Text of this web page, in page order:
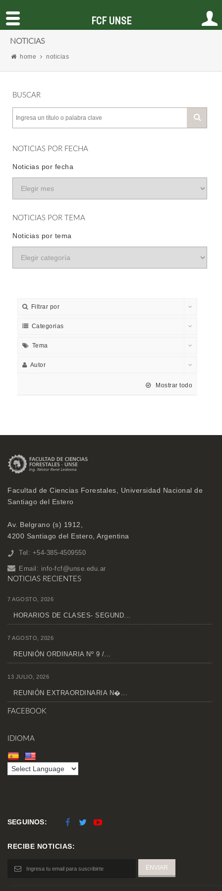
NOTICIAS
home noticias
BUSCAR
NOTICIAS POR FECHA
Noticias por fecha
NOTICIAS POR TEMA
Noticias por tema
Filtrar por
Categorias
Tema
Autor
Mostrar todo
Facultad de Ciencias Forestales, Universidad Nacional de
Santiago del Estero
Av. Belgrano (s) 1912,
4200 Santiago del Estero, Argentina
Tel: +54-385-4509550
Email: info-fcf@unse.edu.ar
NOTICIAS RECIENTES
7 AGOSTO, 2026
HORARIOS DE CLASES- SEGUND...
7 AGOSTO, 2026
REUNIÓN ORDINARIA Nº 9 /...
13 JULIO, 2026
REUNIÓN EXTRAORDINARIA N�...
FACEBOOK
IDIOMA
SEGUINOS:
RECIBE NOTICIAS:
FCF UNSE